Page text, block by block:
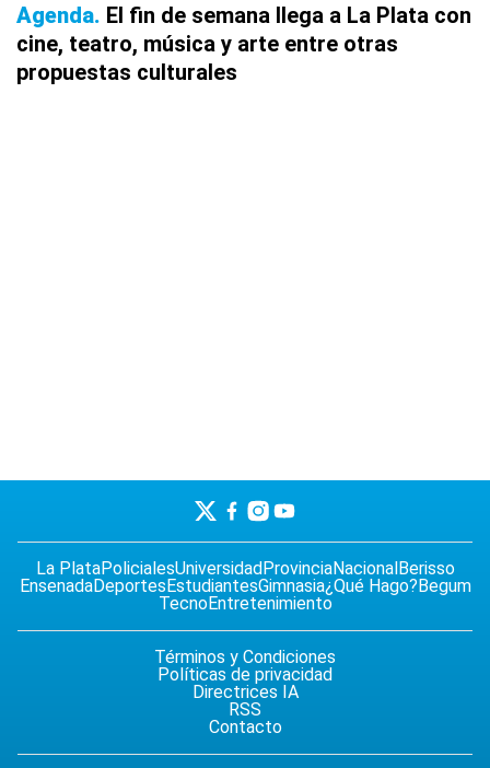
Agenda El fin de semana llega a La Plata con
cine, teatro, música y arte entre otras
propuestas culturales
La PlataPolicialesUniversidadProvinciaNacionalBerisso
EnsenadaDeportesEstudiantesGimnasia¿Qué Hago?Begum
TecnoEntretenimiento
Términos y Condiciones
Políticas de privacidad
Directrices IA
RSS
Contacto